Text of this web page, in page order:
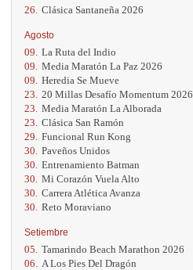
26. Clásica Santaneña 2026
Agosto
09. La Ruta del Indio
09. Media Maratón La Paz 2026
09. Heredia Se Mueve
23. 20 Millas Desafío Momentum 2026
23. Media Maratón La Alborada
23. Clásica San Ramón
29. Funcional Run Kong
30. Paveños Unidos
30. Entrenamiento Batman
30. Mi Corazón Vuela Alto
30. Carrera Atlética Avanza
30. Reto Moraviano
Setiembre
05. Tamarindo Beach Marathon 2026
06.
A Los Pies Del Dragón